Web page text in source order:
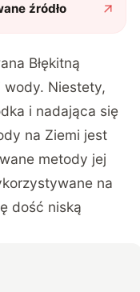
źródło
Błękitną
wody. Niestety,
i nadająca się
na Ziemi jest
metody jej
na
dość niską